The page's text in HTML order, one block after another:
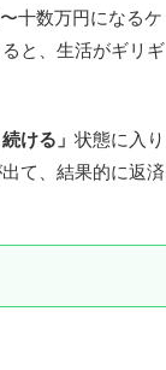
十数万円になるケ
と、生活がギリギ
ける」 状態に入り
て、結果的に返済